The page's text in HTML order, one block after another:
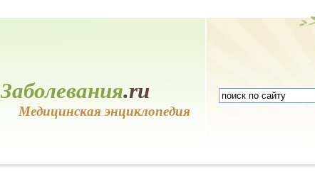
Заболевания.ru
Медицинская энциклопедия